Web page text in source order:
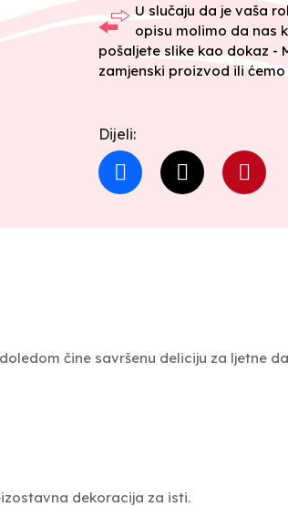
U slučaju da je vaša
opisu molimo da nas
pošaljete slike kao dokaz -
zamjenski proizvod ili
Dijeli:
čine savršenu deliciju za ljetne
dekoracija za isti.